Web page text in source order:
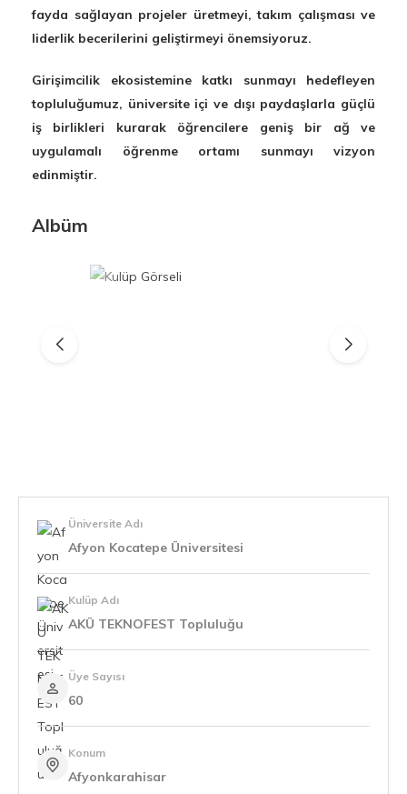
fayda sağlayan projeler üretmeyi, takım çalışması ve
liderlik becerilerini geliştirmeyi önemsiyoruz.
Girişimcilik ekosistemine katkı sunmayı hedefleyen
topluluğumuz, üniversite içi ve dışı paydaşlarla güçlü
iş birlikleri kurarak öğrencilere geniş bir ağ ve
uygulamalı öğrenme ortamı sunmayı vizyon
edinmiştir.
Albüm
Üniversite Adı
Afyon Kocatepe Üniversitesi
Kulüp Adı
AKÜ TEKNOFEST Topluluğu
Üye Sayısı
60
Konum
Afyonkarahisar